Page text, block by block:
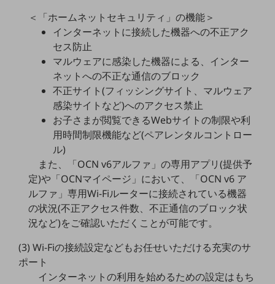
製造・建設業
キーワードで探す
モバイルTOP
法人向けスマホ・携帯に関する、
おすすめの機種、料金やサービスをご紹介
ビジネス向けスマートフォン
タフネススマートフォン
ドコモケータイ
＜「ホームネットセキュリティ」の機能＞
インターネットに接続した機器への不正アク
セス防止
マルウェアに感染した機器による、インター
ネットへの不正な通信のブロック
不正サイト(フィッシングサイト、マルウェア
感染サイトなど)へのアクセス禁止
お子さまが閲覧できるWebサイトの制限や利
用時間制限機能など(ペアレンタルコントロー
ル)
また、「OCN v6アルファ」の専用アプリ(提供予
定)や「OCNマイページ」において、「OCN v6 ア
ルファ」専用Wi-Fiルーターに接続されている機器
の状況(不正アクセス件数、不正通信のブロック状
況など)をご確認いただくことが可能です。
(3) Wi-Fiの接続設定などもお任せいただける充実のサ
ポート
インターネットの利用を始めるための設定はもち